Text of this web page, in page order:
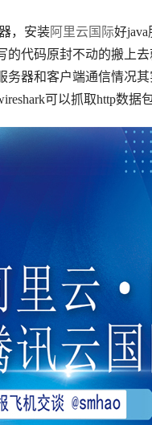
，安装阿里云国际好
的代码原封不动的搬上
务器和客户端通信情况
可以抓取http数据